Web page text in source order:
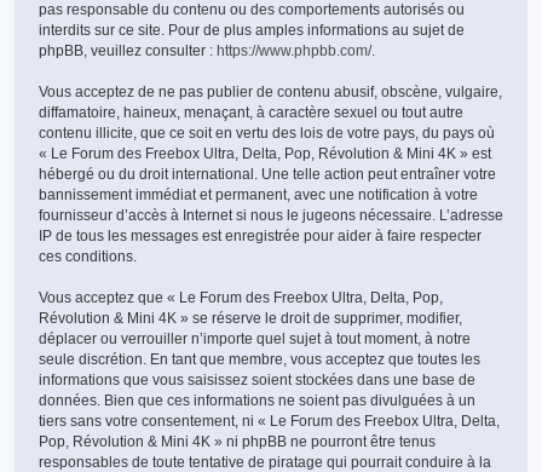
pas responsable du contenu ou des comportements autorisés ou
interdits sur ce site. Pour de plus amples informations au sujet de
phpBB, veuillez consulter : https://www.phpbb.com/.
Vous acceptez de ne pas publier de contenu abusif, obscène, vulgaire,
diffamatoire, haineux, menaçant, à caractère sexuel ou tout autre
contenu illicite, que ce soit en vertu des lois de votre pays, du pays où
« Le Forum des Freebox Ultra, Delta, Pop, Révolution & Mini 4K » est
hébergé ou du droit international. Une telle action peut entraîner votre
bannissement immédiat et permanent, avec une notification à votre
fournisseur d’accès à Internet si nous le jugeons nécessaire. L’adresse
IP de tous les messages est enregistrée pour aider à faire respecter
ces conditions.
Vous acceptez que « Le Forum des Freebox Ultra, Delta, Pop,
Révolution & Mini 4K » se réserve le droit de supprimer, modifier,
déplacer ou verrouiller n’importe quel sujet à tout moment, à notre
seule discrétion. En tant que membre, vous acceptez que toutes les
informations que vous saisissez soient stockées dans une base de
données. Bien que ces informations ne soient pas divulguées à un
tiers sans votre consentement, ni « Le Forum des Freebox Ultra, Delta,
Pop, Révolution & Mini 4K » ni phpBB ne pourront être tenus
responsables de toute tentative de piratage qui pourrait conduire à la